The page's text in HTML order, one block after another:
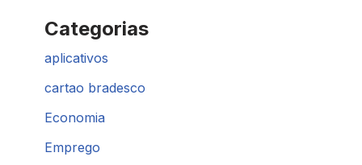
Categorias
aplicativos
cartao bradesco
Economia
Emprego